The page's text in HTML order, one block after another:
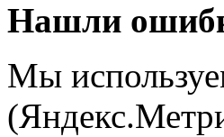
Нашли
Мы